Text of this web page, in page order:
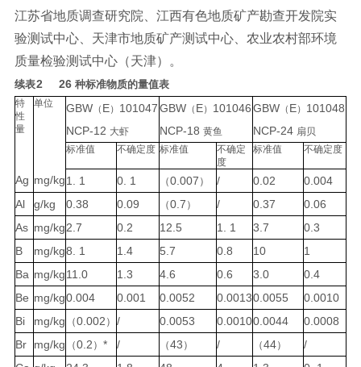
江苏省地质调查研究院、江西有色地质矿产勘查开发院实
验测试中心、天津市地质矿产测试中心、农业农村部环境
质量检验测试中心（天津）。
续表2 26 种标准物质的量值表
特
性
量
单位 GBW（ E） 101047
NCP-12 大虾
GBW（ E） 101046
NCP-18 黄鱼
GBW（ E） 101048
NCP-24 扇贝
标准值
不确定度 标准值
不确定
度
标准值 不确定度
Ag mg/kg1. 1 0. 1 （0.007 ） / 0.02
0.004
Al
g/kg 0.38 0.09 （0.7 ） / 0.37
0.06
As mg/kg2.7 0.2 12.5 1. 1 3.7
0.3
B
mg/kg8. 1 1.4 5.7 0.8 10
1
Ba mg/kg11.0 1.3 4.6 0.6 3.0
0.4
Be mg/kg0.004 0.001 0.0052 0.00130.0055
0.0010
Bi
mg/kg （0.002 ） / 0.0053 0.00100.0044
0.0008
Br
mg/kg （0.2 ） * / （43 ） / （44）
/